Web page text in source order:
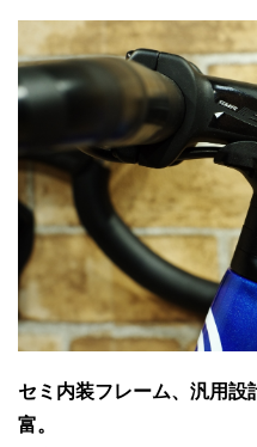
セミ内装フレーム、汎用設
富。